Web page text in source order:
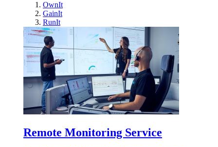
OwnIt
GainIt
RunIt
Remote Monitoring Service